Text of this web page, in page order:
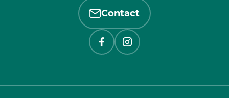
Contact